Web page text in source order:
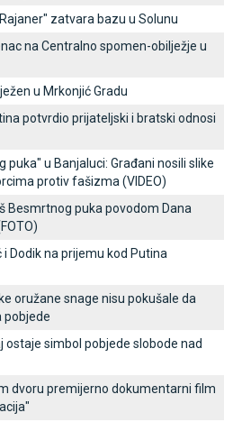
zatvara bazu u Solunu
na Centralno spomen-obilježje u
u Mrkonjić Gradu
potvrdio prijateljski i bratski odnosi
puka" u Banjaluci: Građani nosili slike
protiv fašizma (VIDEO)
Besmrtnog puka povodom Dana
i Dodik na prijemu kod Putina
oružane snage nisu pokušale da
pobjede
ostaje simbol pobjede slobode nad
dvoru premijerno dokumentarni film